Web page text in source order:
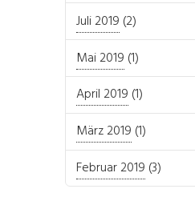
Juli 2019 (2)
Mai 2019 (1)
April 2019 (1)
März 2019 (1)
Februar 2019 (3)